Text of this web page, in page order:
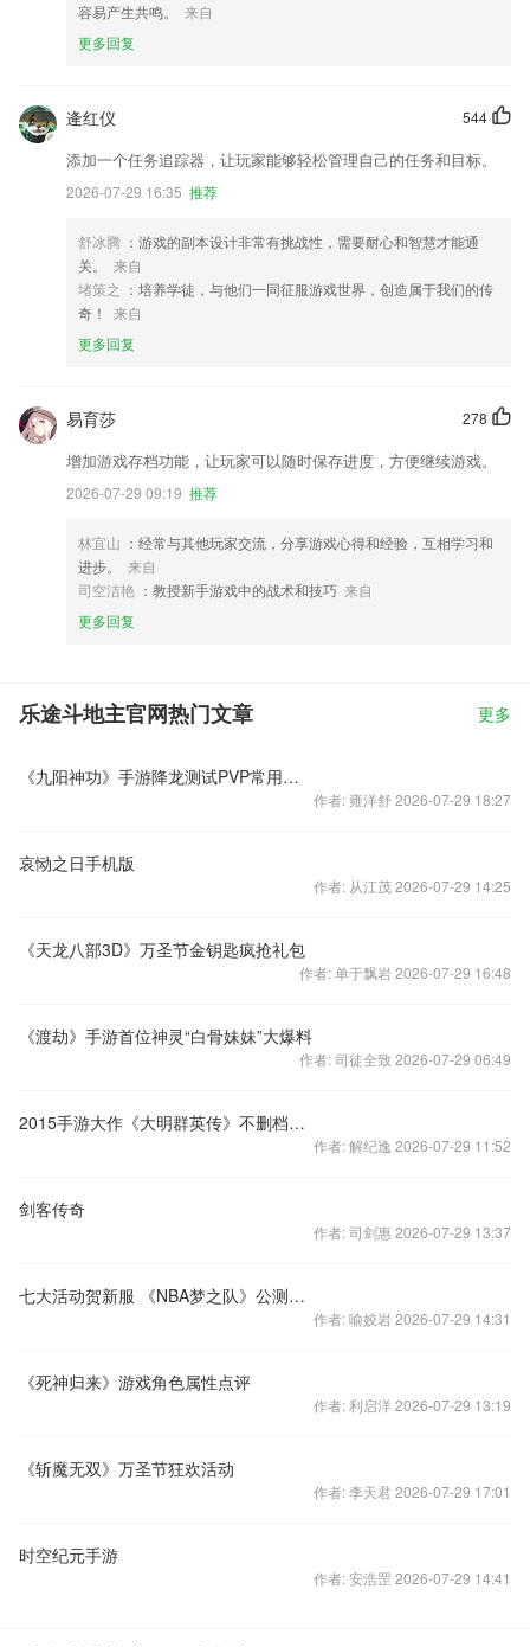
容易产生共鸣。
来自
更多回复
544
逄红仪
添加一个任务追踪器，让玩家能够轻松管理自己的任务和目标。
2026-07-29 16:35 推荐
舒冰腾 ：游戏的副本设计非常有挑战性，需要耐心和智慧才能通
关。
来自
堵策之 ：培养学徒，与他们一同征服游戏世界，创造属于我们的传
奇！
来自
更多回复
278
易育莎
增加游戏存档功能，让玩家可以随时保存进度，方便继续游戏。
2026-07-29 09:19 推荐
林宜山 ：经常与其他玩家交流，分享游戏心得和经验，互相学习和
进步。
来自
司空洁艳 ：教授新手游戏中的战术和技巧 来自
更多回复
乐途斗地主官网热门文章 更多
《九阳神功》手游降龙测试PVP常用打法
作者: 雍洋舒 2026-07-29 18:27
哀恸之日手机版
作者: 从江茂 2026-07-29 14:25
《天龙八部3D》万圣节金钥匙疯抢礼包
作者: 单于飘岩 2026-07-29 16:48
《渡劫》手游首位神灵“白骨妹妹”大爆料
作者: 司徒全致 2026-07-29 06:49
2015手游大作《大明群英传》不删档内测火爆开启!
作者: 解纪逸 2026-07-29 11:52
剑客传奇
作者: 司剑惠 2026-07-29 13:37
七大活动贺新服 《NBA梦之队》公测新区开启！
作者: 喻姣岩 2026-07-29 14:31
《死神归来》游戏角色属性点评
作者: 利启洋 2026-07-29 13:19
《斩魔无双》万圣节狂欢活动
作者: 李天君 2026-07-29 17:01
时空纪元手游
作者: 安浩罡 2026-07-29 14:41